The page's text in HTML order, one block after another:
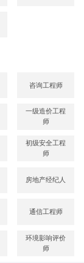
咨询工程师
一级造价工程
师
初级安全工程
师
房地产经纪人
通信工程师
环境影响评价
师